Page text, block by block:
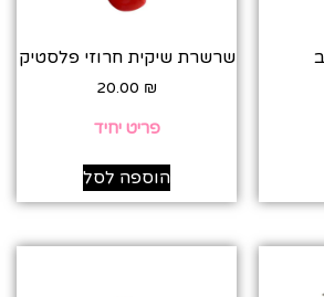
שרשרת שיקית חרוזי פלסטיק
20.00 ₪
פריט יחיד
הוספה לסל